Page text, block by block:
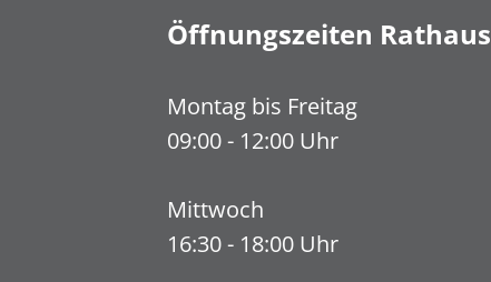
Öffnungszeiten Rathaus
Montag bis Freitag
09:00 - 12:00 Uhr
Mittwoch
16:30 - 18:00 Uhr